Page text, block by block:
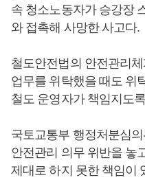
속 청소노동자가 승강장
와 접촉해 사망한 사고다.
철도안전법의 안전관리
업무를 위탁했을 때도 위
철도 운영자가 책임지도
국토교통부 행정처분심
안전관리 의무 위반을 놓
제대로 하지 못한 책임이